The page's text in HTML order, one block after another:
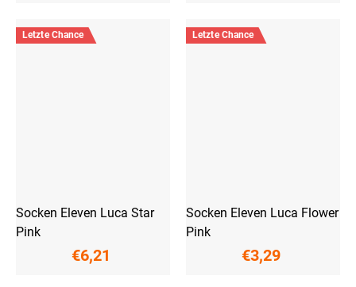
Letzte Chance
Socken Eleven Luca Star
Pink
€6,21
Letzte Chance
Socken Eleven Luca Flower
Pink
€3,29